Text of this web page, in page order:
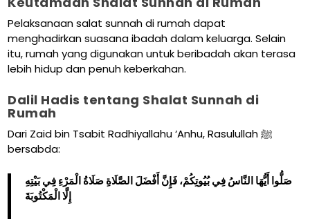
Pelaksanaan salat sunnah di rumah dapat
menghadirkan suasana ibadah dalam keluarga. Selain
itu, rumah yang digunakan untuk beribadah akan terasa
lebih hidup dan penuh keberkahan.
Dalil Hadis tentang Shalat Sunnah di
Rumah
Dari Zaid bin Tsabit Radhiyallahu ‘Anhu, Rasulullah ﷺ
bersabda:
صَلُّوا أَيُّهَا النَّاسُ فِي بُيُوتِكُمْ، فَإِنَّ أَفْضَلَ الصَّلَاةِ صَلَاةُ الْمَرْءِ فِي بَيْتِهِ
إِلَّا الْمَكْتُوبَةَ